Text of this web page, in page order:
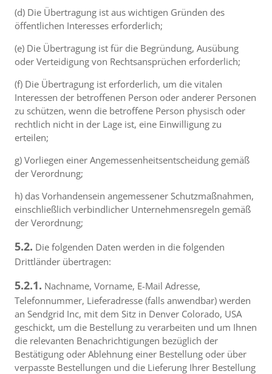
(d) Die Übertragung ist aus wichtigen Gründen des
öffentlichen Interesses erforderlich;
(e) Die Übertragung ist für die Begründung, Ausübung
oder Verteidigung von Rechtsansprüchen erforderlich;
(f) Die Übertragung ist erforderlich, um die vitalen
Interessen der betroffenen Person oder anderer Personen
zu schützen, wenn die betroffene Person physisch oder
rechtlich nicht in der Lage ist, eine Einwilligung zu
erteilen;
g) Vorliegen einer Angemessenheitsentscheidung gemäß
der Verordnung;
h) das Vorhandensein angemessener Schutzmaßnahmen,
einschließlich verbindlicher Unternehmensregeln gemäß
der Verordnung;
5.2. Die folgenden Daten werden in die folgenden
Drittländer übertragen:
5.2.1. Nachname, Vorname, E-Mail Adresse,
Telefonnummer, Lieferadresse (falls anwendbar) werden
an Sendgrid Inc, mit dem Sitz in Denver Colorado, USA
geschickt, um die Bestellung zu verarbeiten und um Ihnen
die relevanten Benachrichtigungen bezüglich der
Bestätigung oder Ablehnung einer Bestellung oder über
verpasste Bestellungen und die Lieferung Ihrer Bestellung